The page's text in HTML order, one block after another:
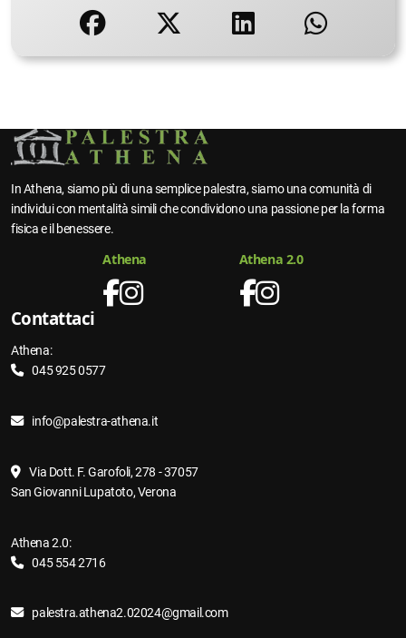
In Athena, siamo più di una semplice palestra, siamo una comunità di
individui con mentalità simili che condividono una passione per la forma
fisica e il benessere.
Athena Athena 2.0
Contattaci
Athena:
045 925 0577
info@palestra-athena.it
Via Dott. F. Garofoli, 278 - 37057
San Giovanni Lupatoto, Verona
Athena 2.0:
045 554 2716
palestra.athena2.02024@gmail.com